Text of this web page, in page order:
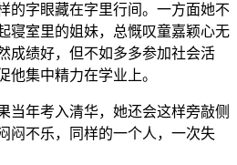
的字眼藏在字里行间。一方面她不
寝室里的姐妹，总慨叹童嘉颖心无
成绩好，但不如多多参加社会活
他集中精力在学业上。
当年考入清华，她还会这样旁敲侧
闷不乐，同样的一个人，一次失